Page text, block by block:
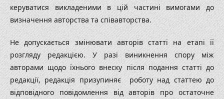
керуватися викладеними в цій частині вимогами до
визначення авторства та співавторства.
Не допускається змінювати авторів статті на етапі її
розгляду редакцією. У разі виникнення спору між
авторами щодо їхнього внеску після подання статті до
редакції, редакція призупиняє роботу над статтею до
відповідного повідомлення від авторів про остаточне